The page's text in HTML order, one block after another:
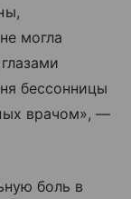
могла
бессонницы
врачом», —
боль в